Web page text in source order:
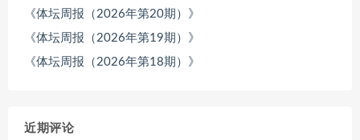
《体坛周报（2026年第20期）》
《体坛周报（2026年第19期）》
《体坛周报（2026年第18期）》
近期评论